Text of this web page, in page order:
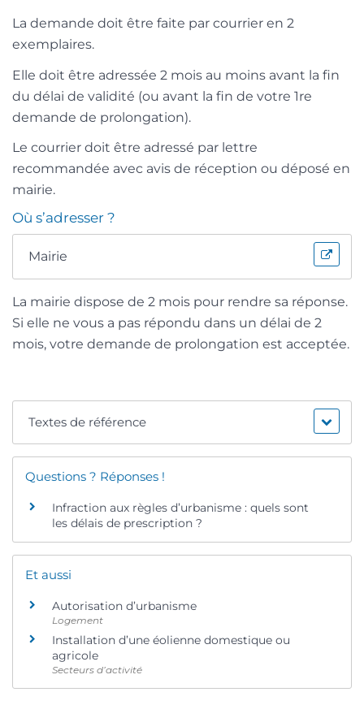
La demande doit être faite par courrier en 2
exemplaires.
Elle doit être adressée 2 mois au moins avant la fin
du délai de validité (ou avant la fin de votre 1re
demande de prolongation).
Le courrier doit être adressé par lettre
recommandée avec avis de réception ou déposé en
mairie.
Où s’adresser ?
Mairie
La mairie dispose de 2 mois pour rendre sa réponse.
Si elle ne vous a pas répondu dans un délai de 2
mois, votre demande de prolongation est acceptée.
Textes de référence
Questions ? Réponses !
Infraction aux règles d’urbanisme : quels sont
les délais de prescription ?
Et aussi
Autorisation d’urbanisme
Logement
Installation d’une éolienne domestique ou
agricole
Secteurs d’activité